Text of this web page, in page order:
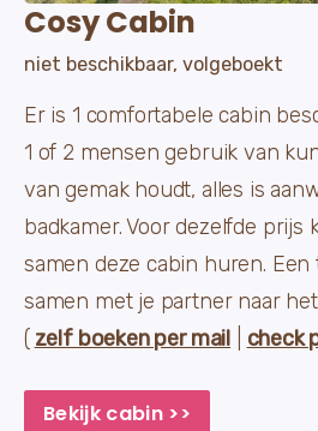
Cosy Cabin
niet beschikbaar, volgeboekt
Er is 1 comfortabele cabin
1 of 2 mensen gebruik van
van gemak houdt, alles is
badkamer. Voor dezelfde prijs
samen deze cabin huren.
samen met je partner naar
( zelf boeken per mail check
Bekijk cabin >>